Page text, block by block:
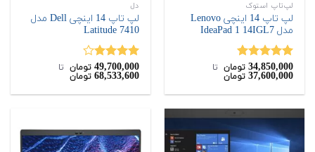
لپ‌تاپ استوک
لپ تاپ 14 اینچی Lenovo
مدل IdeaPad 1 14IGL7
نمره5.00
از 5
34,850,000 تومان ‌ تا ‌
37,600,000 تومان
دل
لپ تاپ 14 اینچی Dell مدل
Latitude 7410
نمره
4.00از 5
49,700,000 تومان ‌ تا ‌
68,533,600 تومان